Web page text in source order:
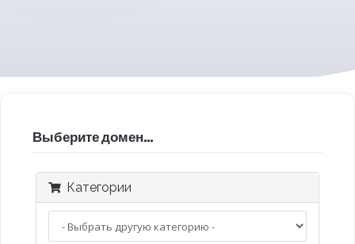
Выберите домен...
Категории